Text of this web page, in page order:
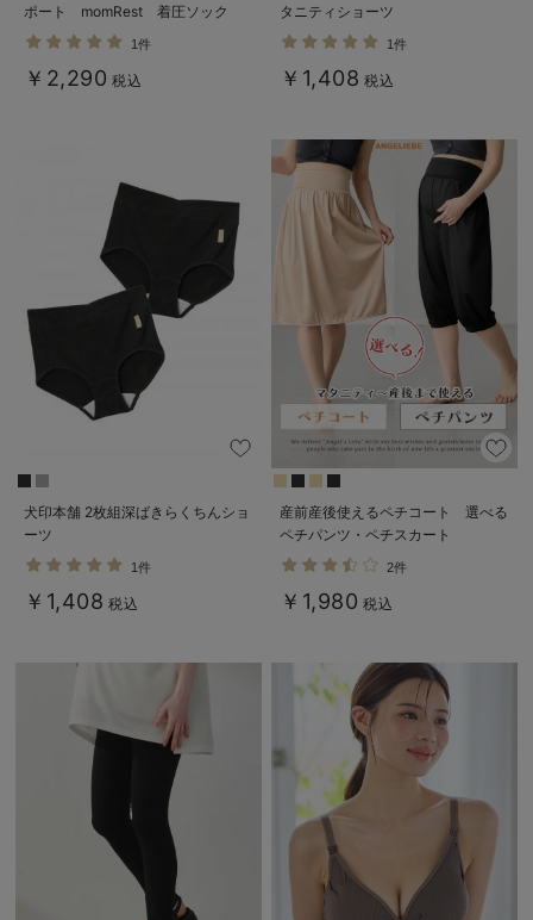
ポート momRest 着圧ソック
ス ショート丈 昼夜兼用
efe×ANGELIEBEコラボ 光電子
日本製
1件
￥2,290 税込
タニティショーツ
1件
￥1,408 税込
犬印本舗 2枚組深ばきらくちんショ
ーツ
1件
￥1,408 税込
産前産後使えるペチコート 選べる
ペチパンツ・ペチスカート
2件
￥1,980 税込